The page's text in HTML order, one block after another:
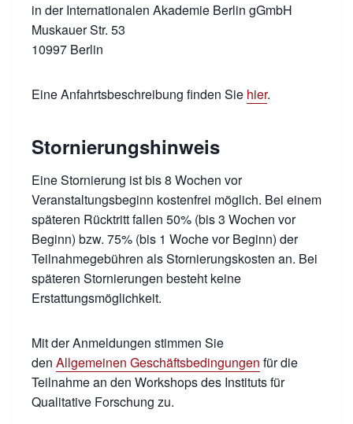
in der Internationalen Akademie Berlin gGmbH
Muskauer Str. 53
10997 Berlin
Eine Anfahrtsbeschreibung finden Sie hier.
Stornierungshinweis
Eine Stornierung ist bis 8 Wochen vor
Veranstaltungsbeginn kostenfrei möglich. Bei einem
späteren Rücktritt fallen 50% (bis 3 Wochen vor
Beginn) bzw. 75% (bis 1 Woche vor Beginn) der
Teilnahmegebühren als Stornierungskosten an. Bei
späteren Stornierungen besteht keine
Erstattungsmöglichkeit.
Mit der Anmeldungen stimmen Sie
den Allgemeinen Geschäftsbedingungen für die
Teilnahme an den Workshops des Instituts für
Qualitative Forschung zu.